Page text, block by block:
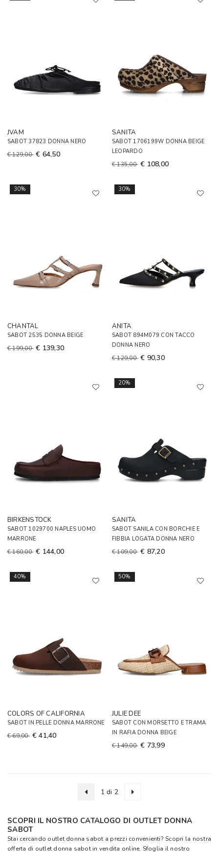
JVAM
SABOT 37823 DONNA NERO
€ 129,00 € 64,50
SANITA
SABOT 1706199W DONNA BEIGE
LEOPARDO
€ 135,00 € 108,00
30%
CHANTAL
SABOT 2535 DONNA BEIGE
€ 199,00 € 139,30
30%
ANITA
SABOT 894M079 CON TACCO
DONNA NERO
€ 129,00 € 90,30
BIRKENSTOCK
SABOT 1029700 NAPLES UOMO
MARRONE
€ 160,00 € 144,00
20%
SANITA
SABOT SANILA CON BORCHIE E
FIBBIA LOGATA DONNA NERO
€ 109,00 € 87,20
40%
COLORS OF CALIFORNIA
SABOT IN PELLE DONNA MARRONE
€ 69,00 € 41,40
50%
JULIE DEE
SABOT CON MORSETTO E TRAMA
IN RAFIA DONNA BEIGE
€ 149,00 € 73,99
1 di 2
SCOPRI IL NOSTRO CATALOGO DI OUTLET DONNA
SABOT
Stai cercando outlet donna sabot a prezzi convenienti? Scopri la nostra
offerta di outlet donna sabot in vendita online. Sfoglia il nostro